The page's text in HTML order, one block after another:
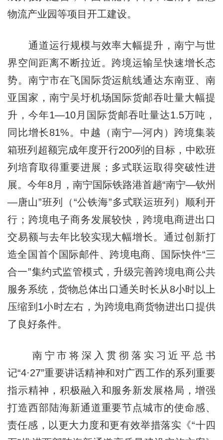
物流产业园等项目开工建设。
通道运行规模与效率大幅提升，南宁与世
界空间距离不断拉近。跨境运输呈快速增长态
势。南宁市在飞国际货运航线通达东南亚、南
亚国家，南宁吴圩机场国际货邮吞吐量大幅提
升，今年1—10月国际货邮吞吐量达1.5万吨，
同比增长81%。中越（南宁—河内）跨境集装
箱班列超额完成年度开行200列的目标，中欧班
列培育取得重要进展；多式联运取得突破性进
展。今年8月，南宁国际铁路港首趟“南宁—钦州
—唐山”班列（“公铁海”多式联运班列）顺利开
行；跨境电子商务发展较快，跨境电商进出口
交易额与去年比较实现大幅增长。通过创新打
造全国首个国际邮件、跨境电商、国际快件“三
合一”集约式监管模式，升级完善跨境电商公共
服务系统，货物总体出口通关时长从8小时以上
压缩到1小时左右，为跨境电商货物进出口提供
了良好条件。
南宁市将深入贯彻落实习近平总书
记“4·27”重要讲话精神和对广西工作的系列重要
指示精神，积极融入和服务新发展格局，增强
打造西部陆海新通道重要节点城市的使命感、
责任感，以更大力度和更有效举措落实《“十四